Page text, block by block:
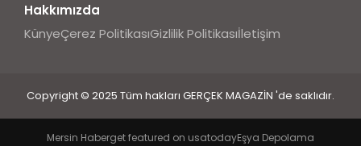
Hakkımızda
KünyeÇerez PolitikasıGizlilik Politikasıİletişim
Copyright © 2025 Tüm hakları GERÇEK MAGAZİN 'de saklıdır.
Mersin Haberget featured on usatodayEşya Depolama